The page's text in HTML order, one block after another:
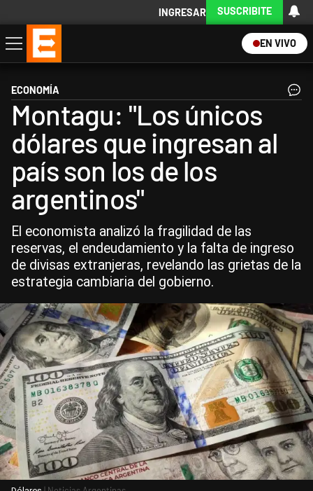
INGRESAR SUSCRIBITE
EN VIVO
Economía
Política
Internacional
Actualidad
Descargá la App
ECONOMÍA
Montagu: "Los únicos
dólares que ingresan al
país son los de los
argentinos"
El economista analizó la fragilidad de las
reservas, el endeudamiento y la falta de ingreso
de divisas extranjeras, revelando las grietas de la
estrategia cambiaria del gobierno.